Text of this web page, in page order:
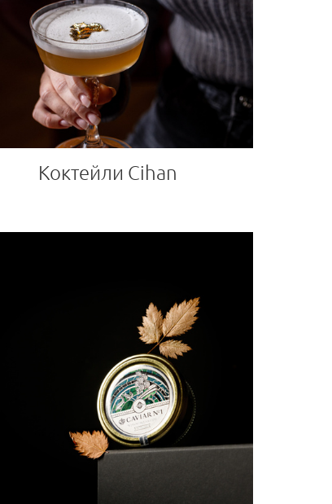
Коктейли Cihan